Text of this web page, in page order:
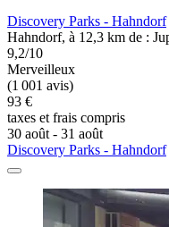
Discovery Parks - Hahndorf
Hahndorf, à 12,3 km de :
9,2/10
Merveilleux
(1 001 avis)
93 €
taxes et frais compris
30 août - 31 août
Discovery Parks - Hahndorf